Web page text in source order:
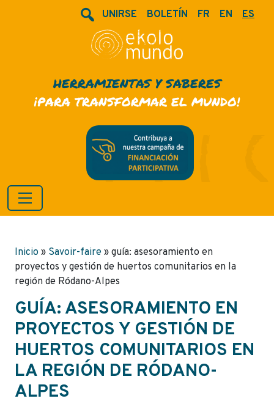
UNIRSE BOLETÍN FR EN ES
HERRAMIENTAS Y SABERES
¡PARA TRANSFORMAR EL MUNDO!
Inicio » Savoir-faire » guía: asesoramiento en
proyectos y gestión de huertos comunitarios en la
región de Ródano-Alpes
GUÍA: ASESORAMIENTO EN
PROYECTOS Y GESTIÓN DE
HUERTOS COMUNITARIOS EN
LA REGIÓN DE RÓDANO-
ALPES